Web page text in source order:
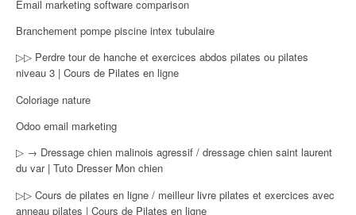
Email marketing software comparison
Branchement pompe piscine intex tubulaire
▷▷ Perdre tour de hanche et exercices abdos pilates ou pilates
niveau 3 | Cours de Pilates en ligne
Coloriage nature
Odoo email marketing
▷ → Dressage chien malinois agressif / dressage chien saint laurent
du var | Tuto Dresser Mon chien
▷▷ Cours de pilates en ligne / meilleur livre pilates et exercices avec
anneau pilates | Cours de Pilates en ligne